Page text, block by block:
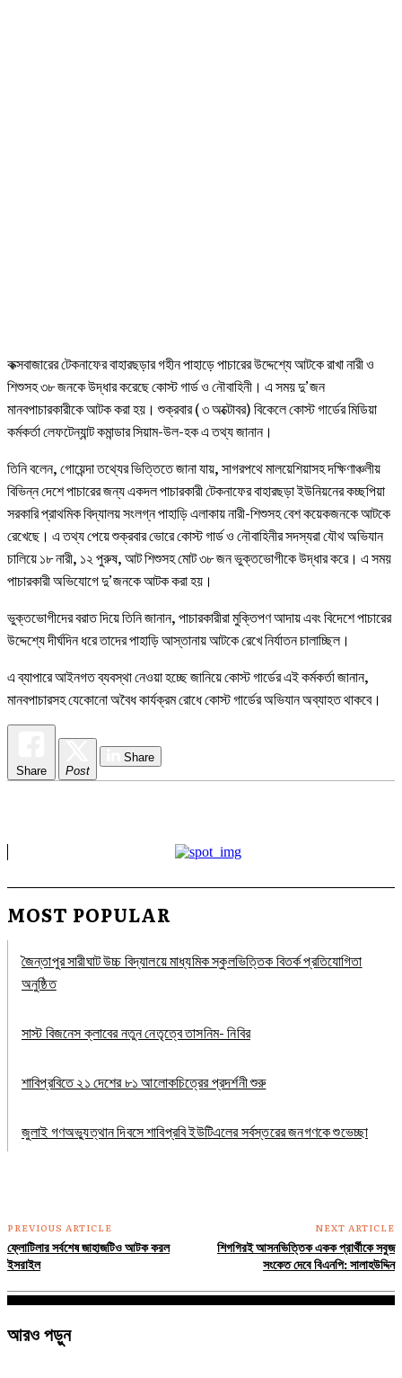
কক্সবাজারের টেকনাফের বাহারছড়ার গহীন পাহাড়ে পাচারের উদ্দেশ্যে আটকে রাখা নারী ও
শিশুসহ ৩৮ জনকে উদ্ধার করেছে কোস্ট গার্ড ও নৌবাহিনী। এ সময় দু’জন
মানবপাচারকারীকে আটক করা হয়। শুক্রবার ( ৩ অক্টোবর) বিকেলে কোস্ট গার্ডের মিডিয়া
কর্মকর্তা লেফটেন্যান্ট কমান্ডার সিয়াম-উল-হক এ তথ্য জানান।
তিনি বলেন, গোয়েন্দা তথ্যের ভিত্তিতে জানা যায়, সাগরপথে মালয়েশিয়াসহ দক্ষিণাঞ্চলীয়
বিভিন্ন দেশে পাচারের জন্য একদল পাচারকারী টেকনাফের বাহারছড়া ইউনিয়নের কচ্ছপিয়া
সরকারি প্রাথমিক বিদ্যালয় সংলগ্ন পাহাড়ি এলাকায় নারী-শিশুসহ বেশ কয়েকজনকে আটকে
রেখেছে। এ তথ্য পেয়ে শুক্রবার ভোরে কোস্ট গার্ড ও নৌবাহিনীর সদস্যরা যৌথ অভিযান
চালিয়ে ১৮ নারী, ১২ পুরুষ, আট শিশুসহ মোট ৩৮ জন ভুক্তভোগীকে উদ্ধার করে। এ সময়
পাচারকারী অভিযোগে দু’জনকে আটক করা হয়।
ভুক্তভোগীদের বরাত দিয়ে তিনি জানান, পাচারকারীরা মুক্তিপণ আদায় এবং বিদেশে পাচারের
উদ্দেশ্যে দীর্ঘদিন ধরে তাদের পাহাড়ি আস্তানায় আটকে রেখে নির্যাতন চালাচ্ছিল।
এ ব্যাপারে আইনগত ব্যবস্থা নেওয়া হচ্ছে জানিয়ে কোস্ট গার্ডের এই কর্মকর্তা জানান,
মানবপাচারসহ যেকোনো অবৈধ কার্যক্রম রোধে কোস্ট গার্ডের অভিযান অব্যাহত থাকবে।
Share Post
Share
MOST POPULAR
জৈন্তাপুর সারীঘাট উচ্চ বিদ্যালয়ে মাধ্যমিক স্কুলভিত্তিক বিতর্ক প্রতিযোগিতা
অনুষ্ঠিত
সাস্ট বিজনেস ক্লাবের নতুন নেতৃত্বে তাসনিম- নিবির
শাবিপ্রবিতে ২১ দেশের ৮১ আলোকচিত্রের প্রদর্শনী শুরু
জুলাই গণঅভ্যুত্থান দিবসে শাবিপ্রবি ইউটিএলের সর্বস্তরের জনগণকে শুভেচ্ছা
PREVIOUS ARTICLE
ফ্লোটিলার সর্বশেষ জাহাজটিও আটক করল
ইসরাইল
NEXT ARTICLE
শিগগিরই আসনভিত্তিক একক প্রার্থীকে সবুজ
সংকেত দেবে বিএনপি: সালাহউদ্দিন
আরও পড়ুন